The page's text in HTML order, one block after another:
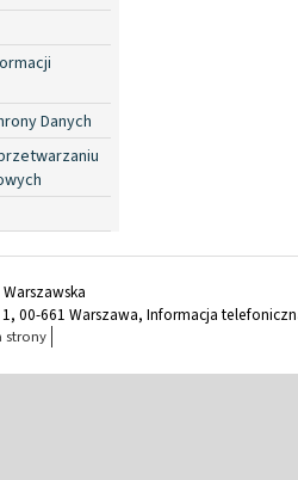
Danych
00-661 Warszawa, Informacja
strony